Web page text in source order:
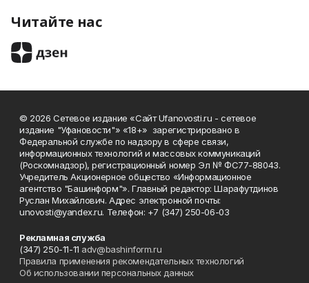
Читайте нас
© 2026 Сетевое издание «Сайт Ufanovosti.ru - сетевое
издание "Уфановости"» «18+» зарегистрировано в
Федеральной службе по надзору в сфере связи,
информационных технологий и массовых коммуникаций
(Роскомнадзор), регистрационный номер Эл № ФС77-88043.
Учредитель Акционерное общество «Информационное
агентство "Башинформ"». Главный редактор: Шарафутдинов
Руслан Михайлович. Адрес электронной почты:
unovosti@yandex.ru. Телефон: +7 (347) 250-06-03
Рекламная служба
(347) 250-11-11 adv@bashinform.ru
Правила применения рекомендательных технологий
Об использовании персональных данных